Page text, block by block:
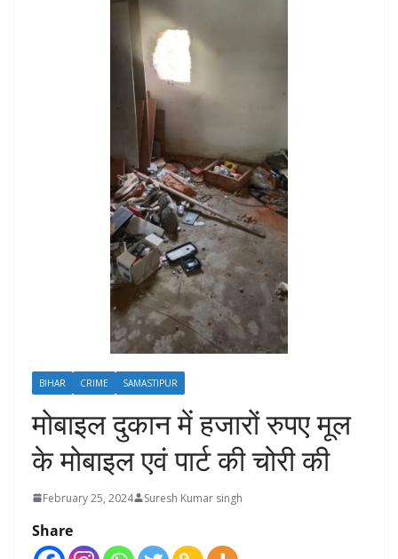
BIHAR CRIME SAMASTIPUR
मोबाइल दुकान में हजारों रुपए मूल
के मोबाइल एवं पार्ट की चोरी की
February 25, 2024 Suresh Kumar singh
Share